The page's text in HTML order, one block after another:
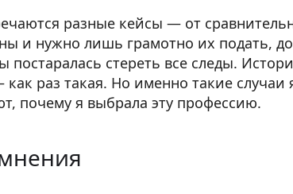
разные кейсы — от
и нужно лишь грамотно их подать, до
постаралась стереть все следы.
раз такая. Но именно такие
почему я выбрала эту профессию.